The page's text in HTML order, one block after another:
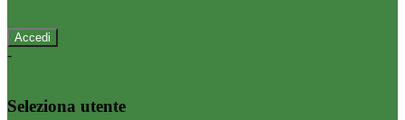
-
Seleziona utente